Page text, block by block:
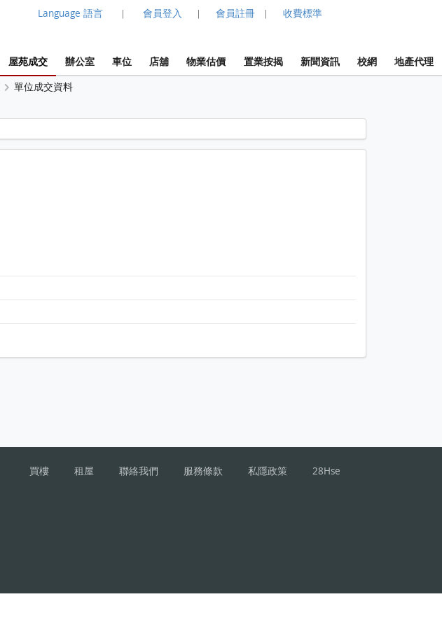
Language 語言 | 會員登入 | 會員註冊 | 收費標準
屋苑成交 辦公室 車位 店舖 物業估價 置業按揭 新聞資訊 校網 地產代理
單位成交資料
買樓 租屋 聯絡我們 服務條款 私隱政策 28Hse